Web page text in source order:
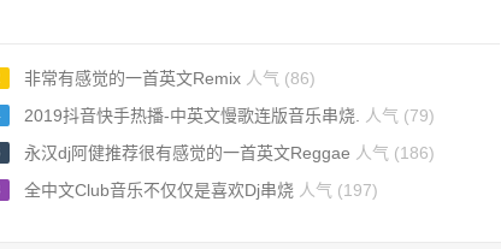
非常有感觉的一首英文Remix 人气 (86)
2019抖音快手热播-中英文慢歌连版音乐串烧. 人气 (79)
永汉dj阿健推荐很有感觉的一首英文Reggae 人气 (186)
全中文Club音乐不仅仅是喜欢Dj串烧 人气 (197)